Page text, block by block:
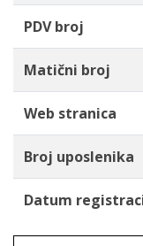
PDV broj
Matični broj
Web stranica
Broj uposlenika
Datum